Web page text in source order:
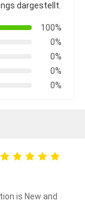
dargestellt.
100%
0%
0%
0%
0%
is New and